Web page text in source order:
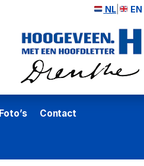
NL EN
Foto’s Contact